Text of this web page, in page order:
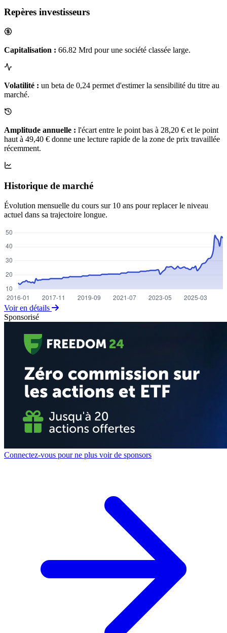
Repères investisseurs
Capitalisation : 66.82 Mrd pour une société classée large.
Volatilité : un beta de 0,24 permet d'estimer la sensibilité du titre au
marché.
Amplitude annuelle : l'écart entre le point bas à 28,20 € et le point
haut à 49,40 € donne une lecture rapide de la zone de prix travaillée
récemment.
Historique de marché
Évolution mensuelle du cours sur 10 ans pour replacer le niveau
actuel dans sa trajectoire longue.
Voir en détails
Sponsorisé
Connectez-vous pour ne plus voir de sponsors